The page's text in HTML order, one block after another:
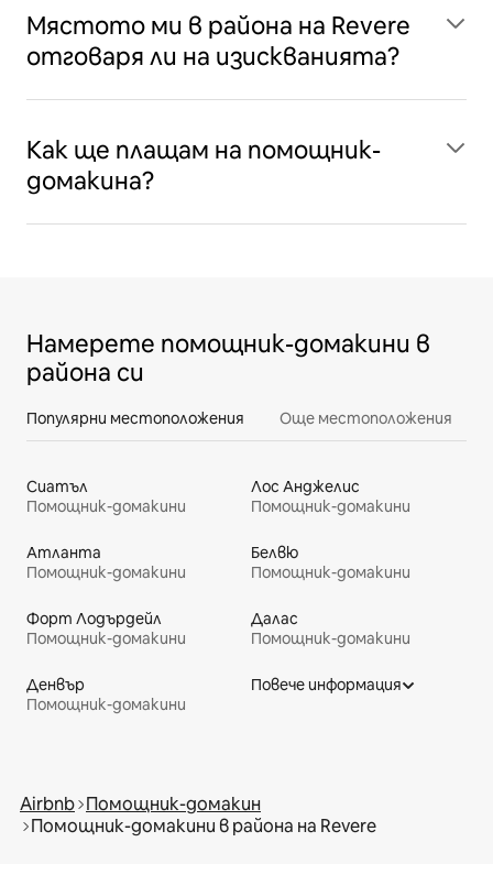
Мястото ми в района на Revere
отговаря ли на изискванията?
Как ще плащам на помощник-
домакина?
Намерете помощник-домакини в
района си
Популярни местоположения Още местоположения
Сиатъл
Помощник-домакини
Лос Анджелис
Помощник-домакини
Атланта
Помощник-домакини
Белвю
Помощник-домакини
Форт Лодърдейл
Помощник-домакини
Далас
Помощник-домакини
Денвър
Помощник-домакини
Повече информация
Airbnb Помощник-домакин
Помощник-домакини в района на Revere